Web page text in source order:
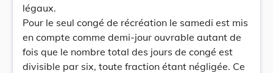
légaux.
Pour le seul congé de récréation le samedi est mis
en compte comme demi-jour ouvrable autant de
fois que le nombre total des jours de congé est
divisible par six, toute fraction étant négligée. Ce